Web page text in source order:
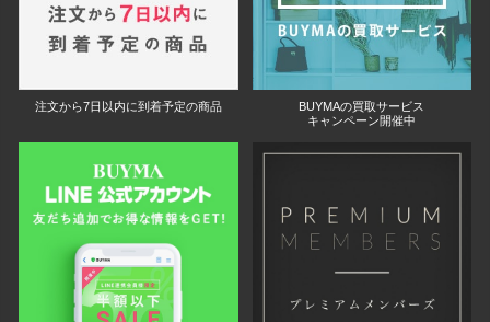
注文から7日以内に到着予定の商品
BUYMAの買取サービス
キャンペーン開催中